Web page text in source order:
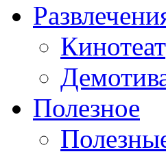
Полезное